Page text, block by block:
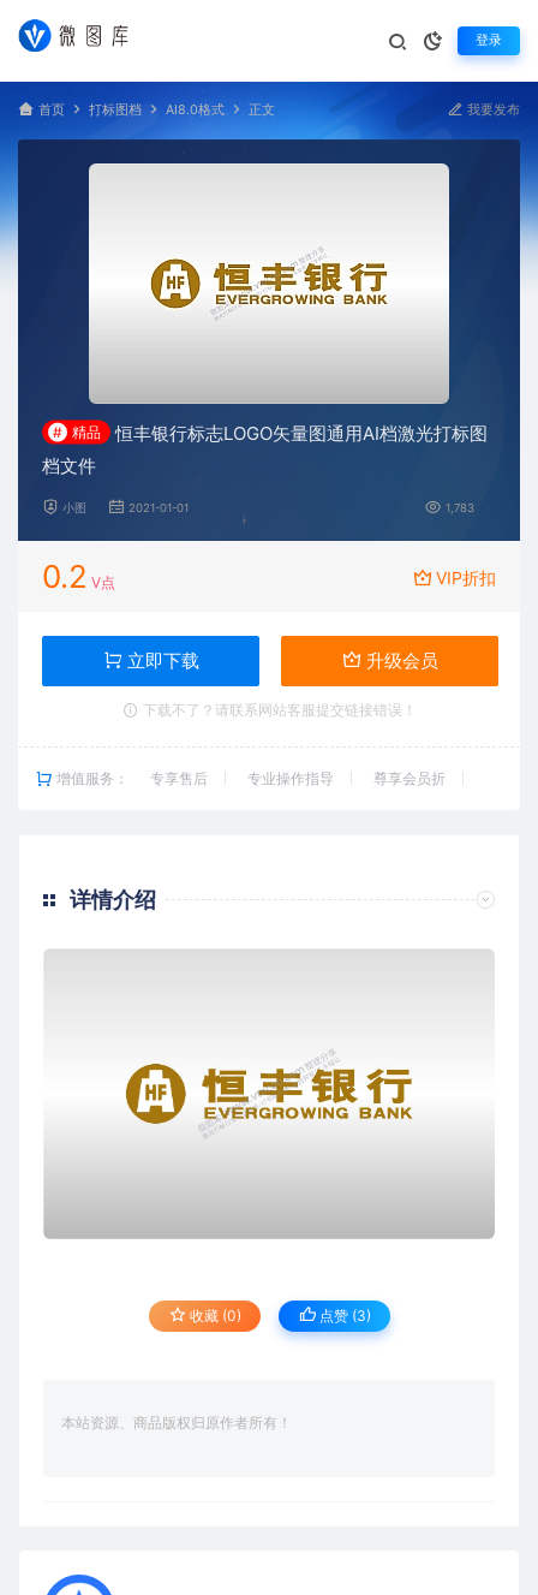
登录
首页 打标图档 AI8.0格式 正文 我要发布
# 精品
恒丰银行标志LOGO矢量图通用AI档激光打标图
档文件
小图 2021-01-01 1,783
0.2 V点 VIP折扣
立即下载 升级会员
下载不了？请联系网站客服提交链接错误！
增值服务： 专享售后 专业操作指导 尊享会员折
详情介绍
收藏 (0) 点赞 (3)
本站资源、商品版权归原作者所有！